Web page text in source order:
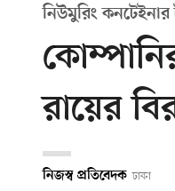
নিউমুরিং কনটেইনার
রায়ের
নিজস্ব প্রতিবেদক ঢাকা